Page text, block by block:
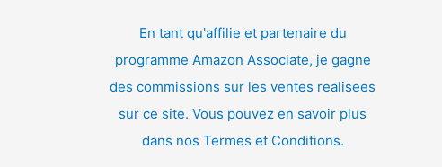
En tant qu'affilie et partenaire du
programme Amazon Associate, je gagne
des commissions sur les ventes realisees
sur ce site. Vous pouvez en savoir plus
dans nos Termes et Conditions.